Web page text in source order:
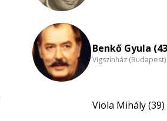
Benkő Gyula
Vígszínház (Budapest)
Viola Mihály (39)